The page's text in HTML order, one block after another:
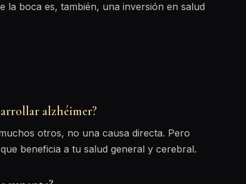
la boca es, también, una inversión en salud
alzhéimer?
otros, no una causa directa. Pero
beneficia a tu salud general y cerebral.